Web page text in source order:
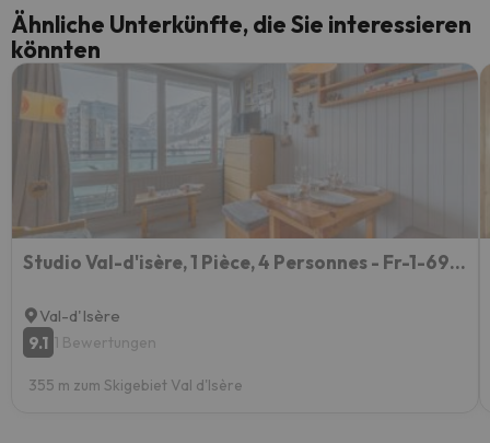
Ähnliche Unterkünfte, die Sie interessieren
könnten
Studio Val-d'isère, 1 Pièce, 4 Personnes - Fr-1-694-81
Val-d'Isère
9.1 1 Bewertungen
355 m zum Skigebiet Val d'Isère